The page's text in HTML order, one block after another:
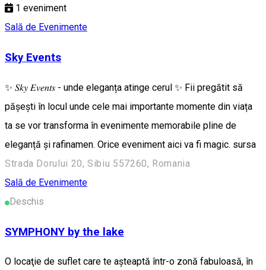
1 eveniment
Sală de Evenimente
Sky Events
✨ 𝑆𝑘𝑦 𝐸𝑣𝑒𝑛𝑡𝑠 - unde eleganța atinge cerul ✨ Fii pregătit să
pășești în locul unde cele mai importante momente din viața
ta se vor transforma în evenimente memorabile pline de
eleganță și rafinamen. Orice eveniment aici va fi magic. sursa
Strada Dorului 20, Sibiu 557260, Romania
Sală de Evenimente
Deschis
SYMPHONY by the lake
O locaţie de suflet care te aşteaptă într-o zonă fabuloasă, în